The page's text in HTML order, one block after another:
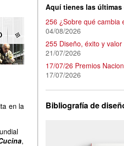
en la
,
Aquí tienes las últimas
256 ¿Sobre qué cambia
04/08/2026
255 Diseño, éxito y valor
21/07/2026
17/07/26 Premios
17/07/2026
Bibliografía de